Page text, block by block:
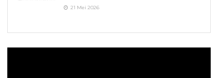
21 Mei 2026